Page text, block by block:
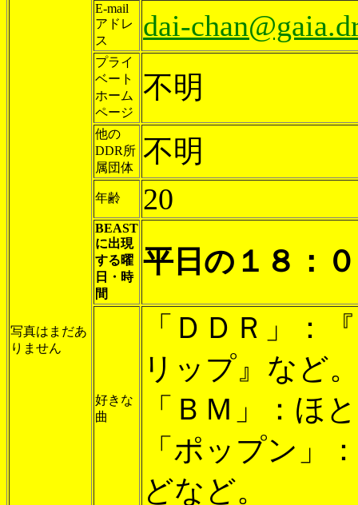
写真はまだあ
りません
E-mail
アドレ
ス
dai-
プライ
ベート
ホーム
ページ
不明
他の
DDR所
属団体
不明
年齢 20
BEAST
に出現
する曜
日・時
間
平日の１８：
好きな
曲
「ＤＤＲ」：
リップ』など
「ＢＭ」：ほ
「ポップン」
どなど。